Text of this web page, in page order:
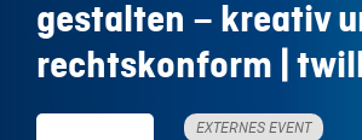
gestalten – kreativ
rechtskonform |
EXTERNES EVENT